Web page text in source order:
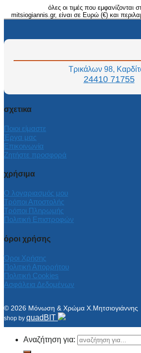
όλες οι τιμές που εμφανίζονται
mitsiogiannis.gr, είναι σε Ευρώ (€) και
Τρικάλων 98,
24410 71755
σχετικα
Ποιοι είμαστε
Έργα μας
Επικοινωνία
Ζητήστε προσφορά
χρήσιμα
Ο λογαριασμός μου
Τρόποι Αποστολής
Τρόποι Πληρωμής
Πολιτική Επιστροφών
όροι χρήσης
Όροι Χρήσης
Πολιτική Απορρήτου
Πολιτική Cookies
Ασφάλεια Δεδομένων
© 2026 Μόνωση & Χρώμα Χ.Μητσιογιάννης
shop by quadBIT
Αναζήτηση για: